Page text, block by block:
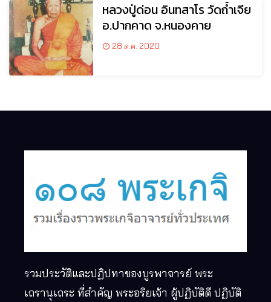
หลวงปู่ด่อน อินทสาโร วัดถ้ำเจีย
อ.ปากคาด จ.หนองคาย
28 ต.ค. 2020
รวมประวัติและปฏิปทาของบูรพาจารย์ พระ
เถรานุเถระ ที่สำคัญ พระอริยเจ้า ผู้ปฏิบัติดี ปฏิบัติ